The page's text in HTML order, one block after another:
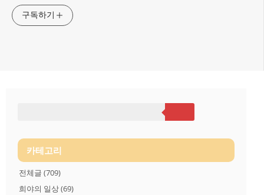
구독하기
카테고리
전체글 (709)
희야의 일상(69)